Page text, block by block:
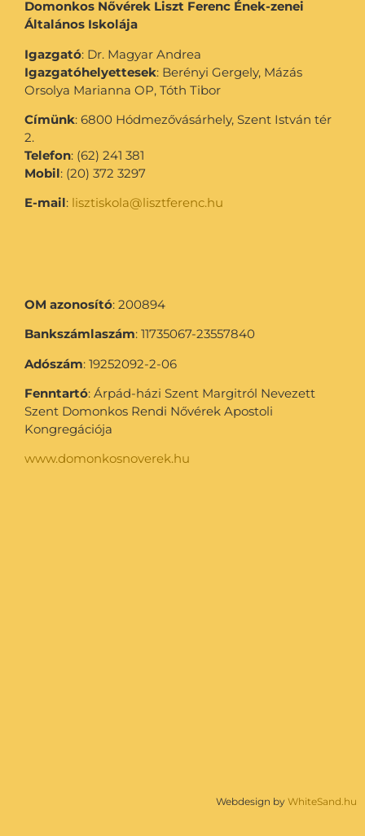
Domonkos Nővérek Liszt Ferenc Ének-zenei
Általános Iskolája
Igazgató: Dr. Magyar Andrea
Igazgatóhelyettesek: Berényi Gergely, Mázás
Orsolya Marianna OP, Tóth Tibor
Címünk: 6800 Hódmezővásárhely, Szent István tér
2.
Telefon: (62) 241 381
Mobil: (20) 372 3297
E-mail: lisztiskola@lisztferenc.hu
OM azonosító: 200894
Bankszámlaszám: 11735067-23557840
Adószám: 19252092-2-06
Fenntartó: Árpád-házi Szent Margitról Nevezett
Szent Domonkos Rendi Nővérek Apostoli
Kongregációja
www.domonkosnoverek.hu
Webdesign by WhiteSand.hu